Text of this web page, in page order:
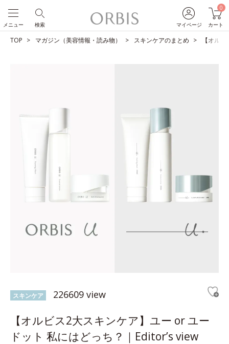
マイページ
0
カート
検索
メニュー
TOP マガジン（美容情報・読み物） スキンケアのまとめ 【オル
スキンケア 226609 view
【オルビス2大スキンケア】ユー or ユー
ドット 私にはどっち？｜Editor’s view